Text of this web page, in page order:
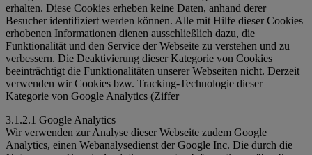
erhalten. Diese Cookies erheben keine Daten, anhand derer
Besucher identifiziert werden können. Alle mit Hilfe dieser Cookies
erhobenen Informationen dienen ausschließlich dazu, die
Funktionalität und den Service der Webseite zu verstehen und zu
verbessern. Die Deaktivierung dieser Kategorie von Cookies
beeinträchtigt die Funktionalitäten unserer Webseiten nicht. Derzeit
verwenden wir Cookies bzw. Tracking-Technologie dieser
Kategorie von Google Analytics (Ziffer
3.1.2.1 Google Analytics
Wir verwenden zur Analyse dieser Webseite zudem Google
Analytics, einen Webanalysedienst der Google Inc. Die durch die